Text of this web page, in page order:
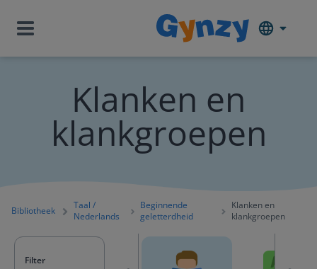
Klanken en
klankgroepen
Bibliotheek
Taal /
Nederlands
Beginnende
geletterdheid
Klanken en
klankgroepen
Filter